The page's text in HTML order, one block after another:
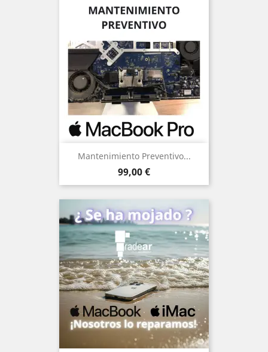
Mantenimiento Preventivo...
Precio
99,00 €